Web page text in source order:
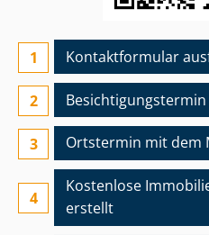
Kontaktformular
Ortstermin mit dem
Kostenlose
erstellt